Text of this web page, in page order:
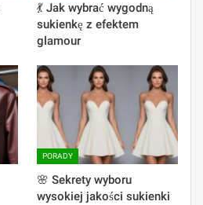
💃 Jak wybrać wygodną
sukienkę z efektem
glamour
PORADY
🌸 Sekrety wyboru
wysokiej jakości sukienki